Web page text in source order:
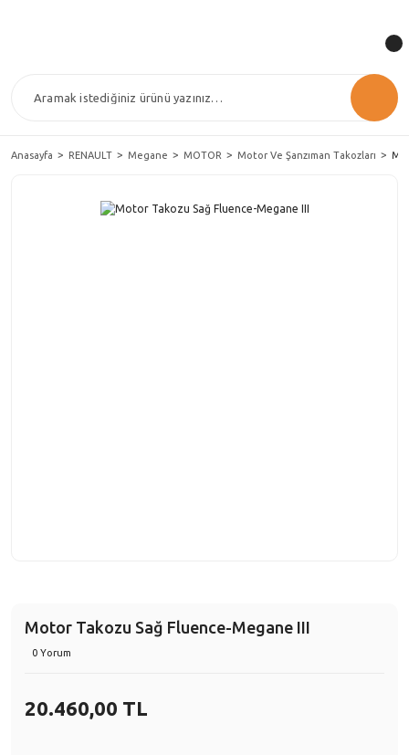
Anasayfa RENAULT Megane MOTOR Motor Ve Şanzıman Takozları
Motor Takozu Sağ Fluence-Megane III
0 Yorum
20.460,00 TL